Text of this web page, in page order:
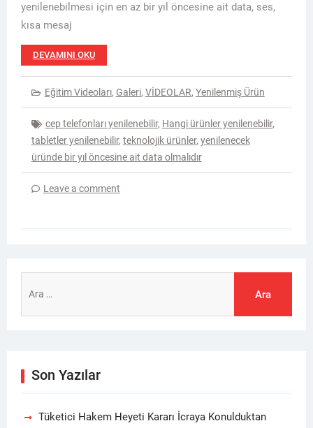
yenilenebilmesi için en az bir yıl öncesine ait data, ses,
kısa mesaj
DEVAMINI OKU
Eğitim Videoları, Galeri, VİDEOLAR, Yenilenmiş Ürün
cep telefonları yenilenebilir, Hangi ürünler yenilenebilir,
tabletler yenilenebilir, teknolojik ürünler, yenilenecek
üründe bir yıl öncesine ait data olmalıdır
Leave a comment
Son Yazılar
Tüketici Hakem Heyeti Kararı İcraya Konulduktan